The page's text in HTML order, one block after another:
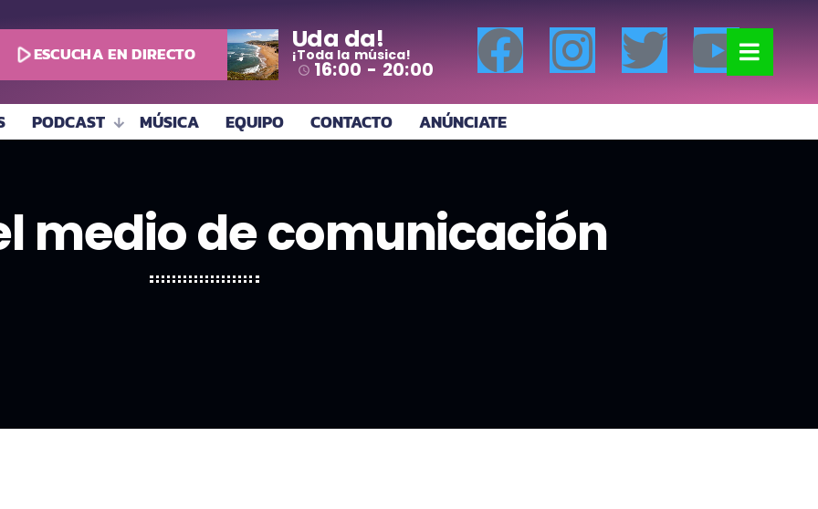
play_arrowESCUCHA EN DIRECTO Uda da!
¡Toda la música!
access_time 16:00 - 20:00
PODCAST MÚSICA EQUIPO CONTACTO ANÚNCIATE
medio de comunicación